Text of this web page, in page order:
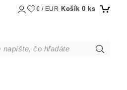
€ / EUR Košík 0 ks